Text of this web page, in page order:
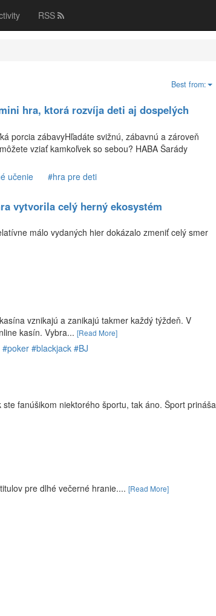
RSS
Blogy Ostatné
Best from:
hra, ktorá rozvíja deti aj dospelých
porcia zábavyHľadáte svižnú, zábavnú a zároveň
vziať kamkoľvek so sebou? HABA Šarády
učenie #hra pre deti
vytvorila celý herný ekosystém
málo vydaných hier dokázalo zmeniť celý smer
vznikajú a zanikajú takmer každý týždeň. V
kasín. Vybra... [Read More]
#blackjack #BJ
fanúšikom niektorého športu, tak áno. Šport prináša
pre dlhé večerné hranie.... [Read More]